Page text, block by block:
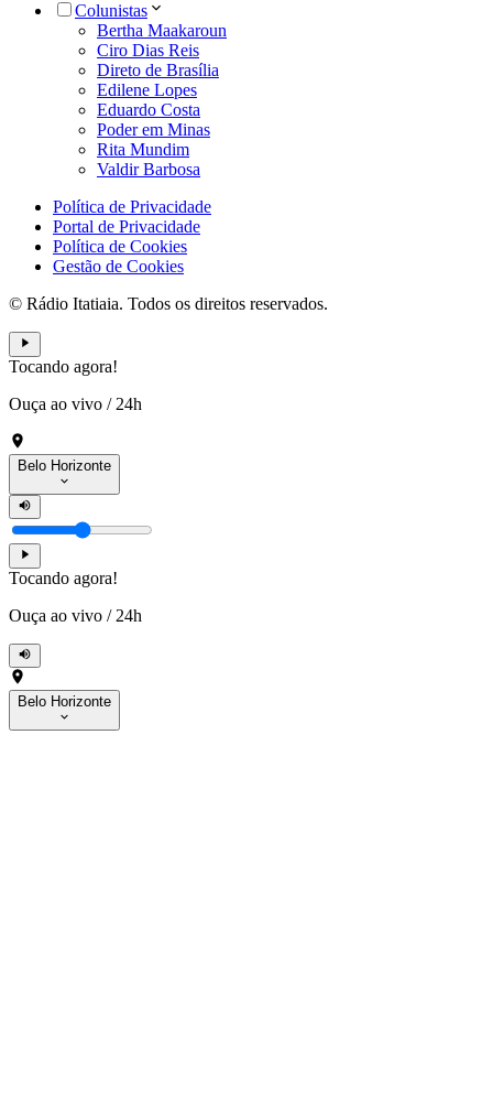
Colunistas
Bertha Maakaroun
Ciro Dias Reis
Direto de Brasília
Edilene Lopes
Eduardo Costa
Poder em Minas
Rita Mundim
Valdir Barbosa
Política de Privacidade
Portal de Privacidade
Política de Cookies
Gestão de Cookies
© Rádio Itatiaia. Todos os direitos reservados.
Tocando agora!
Ouça ao vivo / 24h
Belo Horizonte
Tocando agora!
Ouça ao vivo / 24h
Belo Horizonte